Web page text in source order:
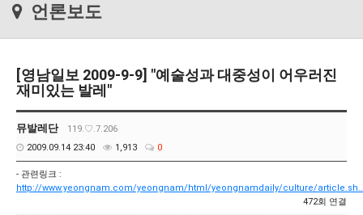
[21.11.13] 호두까기인형 아양아트센터
[22.03.18]2022 SPRING CONCERT 제 1회 디오오케스트라 정기연주회<아…
[21.11.13] 호두까기인형 아양아트센터
[21.10.22-23] 대구국제오페라축제<아이다> 오페라하우스
언론보도
[영남일보 2009-9-9] "예술성과 대중성이 어우러진
재미있는 발레"
뮤발레단
119.♡.7.206
2009.09.14 23:40
1,913 0
- 관련링크 :
http://www.yeongnam.com/yeongnam/html/yeongnamdaily/culture/article.sh…
472회 연결